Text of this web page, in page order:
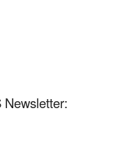
Newsletter: